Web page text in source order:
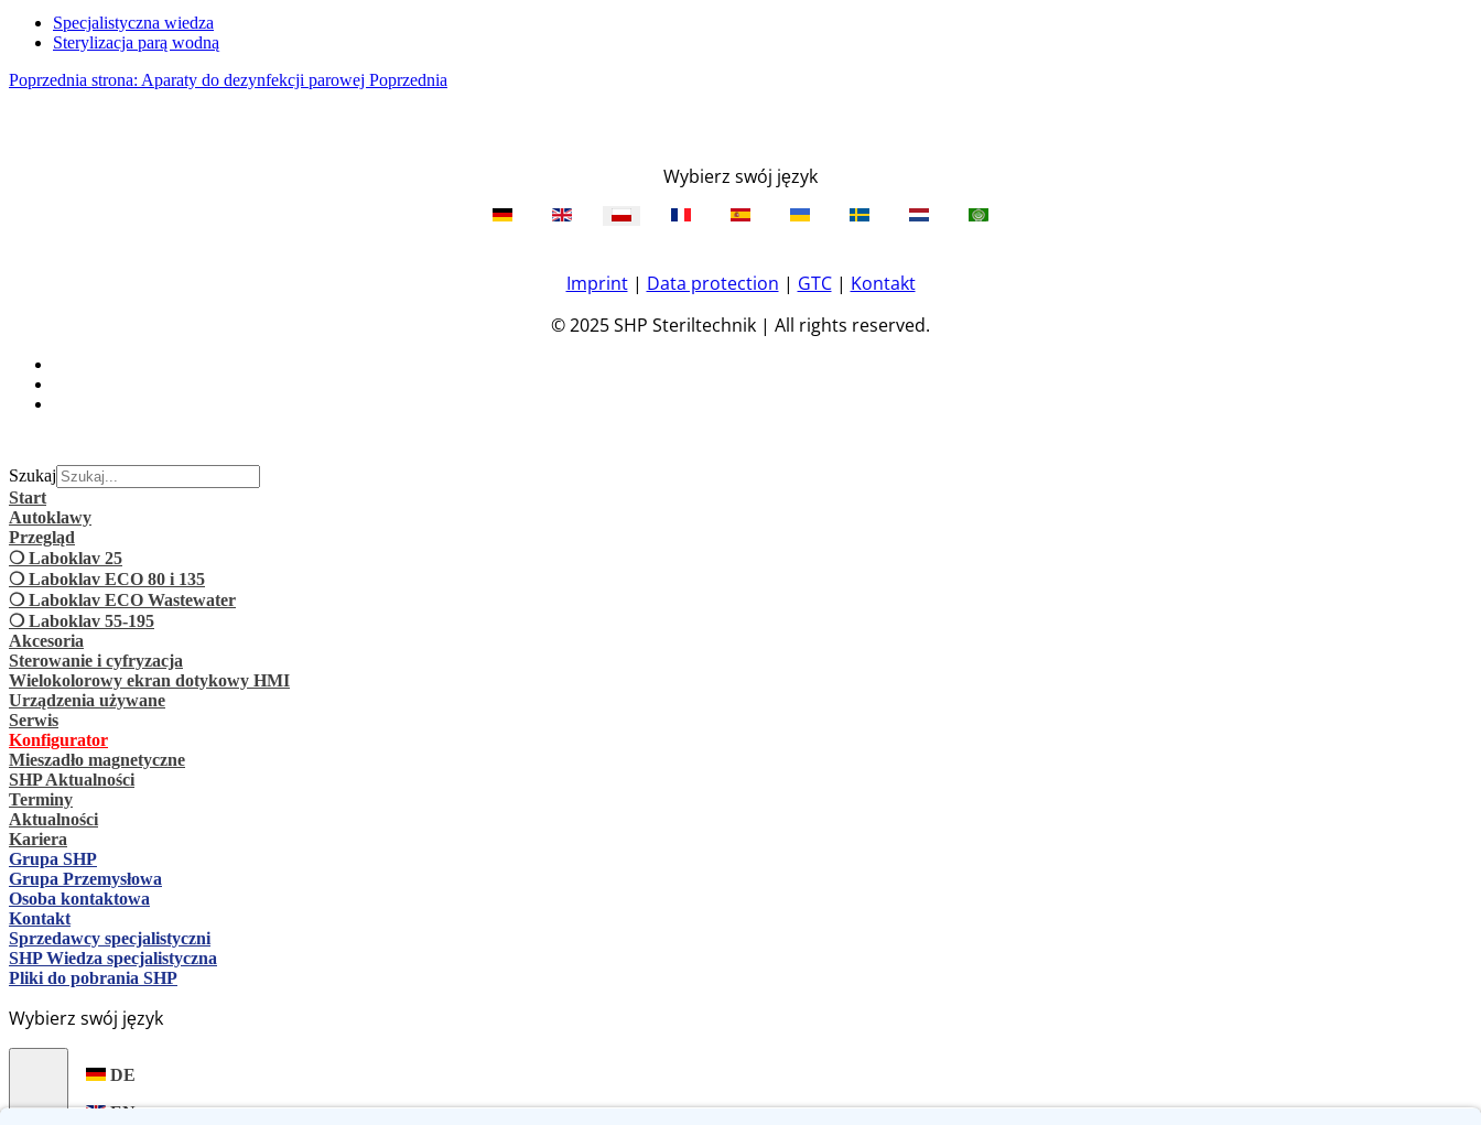
Specjalistyczna wiedza
Sterylizacja parą wodną
Poprzednia strona: Aparaty do dezynfekcji parowej Poprzednia
Wybierz swój język
Imprint| Data protection | GTC| Kontakt
© 2025 SHP Steriltechnik | All rights reserved.
Szukaj
Start
Autoklawy
Przegląd
❍ Laboklav 25
❍ Laboklav ECO 80 i 135
❍ Laboklav ECO Wastewater
❍ Laboklav 55-195
Akcesoria
Sterowanie i cyfryzacja
Wielokolorowy ekran dotykowy HMI
Urządzenia używane
Serwis
Konfigurator
Mieszadło magnetyczne
SHP Aktualności
Terminy
Aktualności
Kariera
Grupa SHP
Grupa Przemysłowa
Osoba kontaktowa
Kontakt
Sprzedawcy specjalistyczni
SHP Wiedza specjalistyczna
Pliki do pobrania SHP
Wybierz swój język
DE
EN